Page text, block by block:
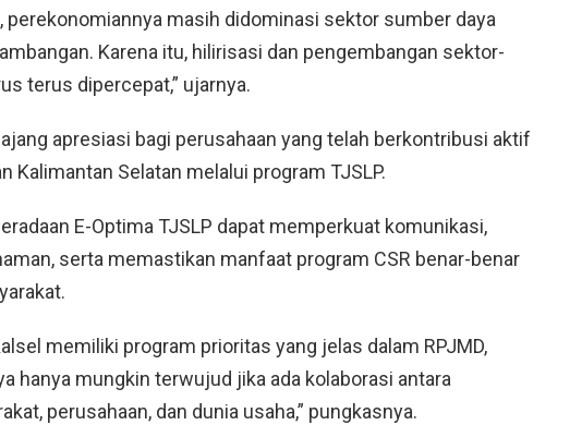
perekonomiannya masih didominasi sektor sumber daya
Karena itu, hilirisasi dan pengembangan sektor-
terus dipercepat,” ujarnya.
apresiasi bagi perusahaan yang telah berkontribusi aktif
Kalimantan Selatan melalui program TJSLP.
E-Optima TJSLP dapat memperkuat komunikasi,
serta memastikan manfaat program CSR benar-benar
memiliki program prioritas yang jelas dalam RPJMD,
hanya mungkin terwujud jika ada kolaborasi antara
perusahaan, dan dunia usaha,” pungkasnya.